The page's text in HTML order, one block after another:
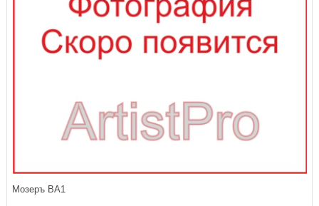
Мозеръ BA1